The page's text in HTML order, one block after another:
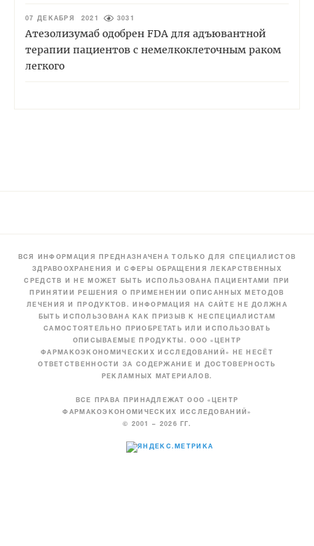
07 ДЕКАБРЯ 2021 3031
Атезолизумаб одобрен FDA для адъювантной
терапии пациентов с немелкоклеточным раком
легкого
ВСЯ ИНФОРМАЦИЯ ПРЕДНАЗНАЧЕНА ТОЛЬКО ДЛЯ СПЕЦИАЛИСТОВ
ЗДРАВООХРАНЕНИЯ И СФЕРЫ ОБРАЩЕНИЯ ЛЕКАРСТВЕННЫХ
СРЕДСТВ И НЕ МОЖЕТ БЫТЬ ИСПОЛЬЗОВАНА ПАЦИЕНТАМИ ПРИ
ПРИНЯТИИ РЕШЕНИЯ О ПРИМЕНЕНИИ ОПИСАННЫХ МЕТОДОВ
ЛЕЧЕНИЯ И ПРОДУКТОВ. ИНФОРМАЦИЯ НА САЙТЕ НЕ ДОЛЖНА
БЫТЬ ИСПОЛЬЗОВАНА КАК ПРИЗЫВ К НЕСПЕЦИАЛИСТАМ
САМОСТОЯТЕЛЬНО ПРИОБРЕТАТЬ ИЛИ ИСПОЛЬЗОВАТЬ
ОПИСЫВАЕМЫЕ ПРОДУКТЫ. ООО «ЦЕНТР
ФАРМАКОЭКОНОМИЧЕСКИХ ИССЛЕДОВАНИЙ» НЕ НЕСЁТ
ОТВЕТСТВЕННОСТИ ЗА СОДЕРЖАНИЕ И ДОСТОВЕРНОСТЬ
РЕКЛАМНЫХ МАТЕРИАЛОВ.
ВСЕ ПРАВА ПРИНАДЛЕЖАТ ООО «ЦЕНТР
ФАРМАКОЭКОНОМИЧЕСКИХ ИССЛЕДОВАНИЙ»
© 2001 – 2026 ГГ.